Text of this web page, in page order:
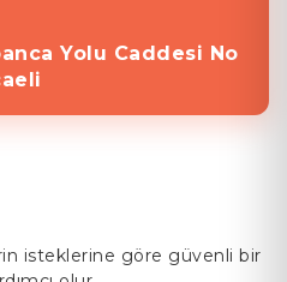
Yolu Caddesi No
isteklerine göre güvenli bir